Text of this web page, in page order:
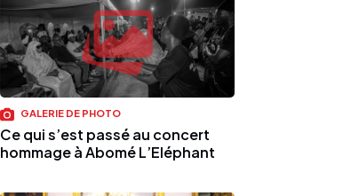
GALERIE DE PHOTO
Ce qui s’est passé au concert
hommage à Abomé L’Eléphant